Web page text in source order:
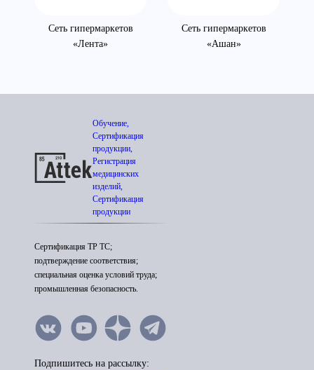
Сеть гипермаркетов
«Лента»
Сеть гипермаркетов
«Ашан»
Обучение,
Сертификация
продукции,
Регистрация
медицинских
изделий,
Сертификация
продукции
Сертификация ТР ТС;
подтверждение соответствия;
специальная оценка условий труда;
промышленная безопасность.
Подпишитесь на рассылку: